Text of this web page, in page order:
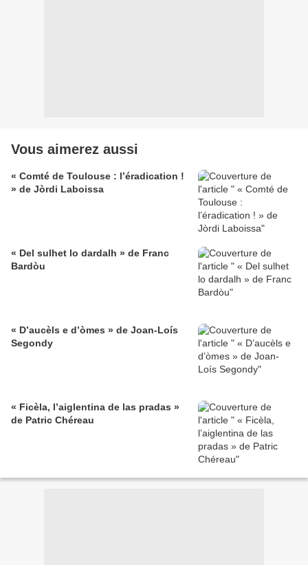
Vous aimerez aussi
« Comté de Toulouse : l’éradication !
» de Jòrdi Laboissa
« Del sulhet lo dardalh » de Franc
Bardòu
« D’aucèls e d’òmes » de Joan-Loís
Segondy
« Ficèla, l’aiglentina de las pradas »
de Patric Chéreau